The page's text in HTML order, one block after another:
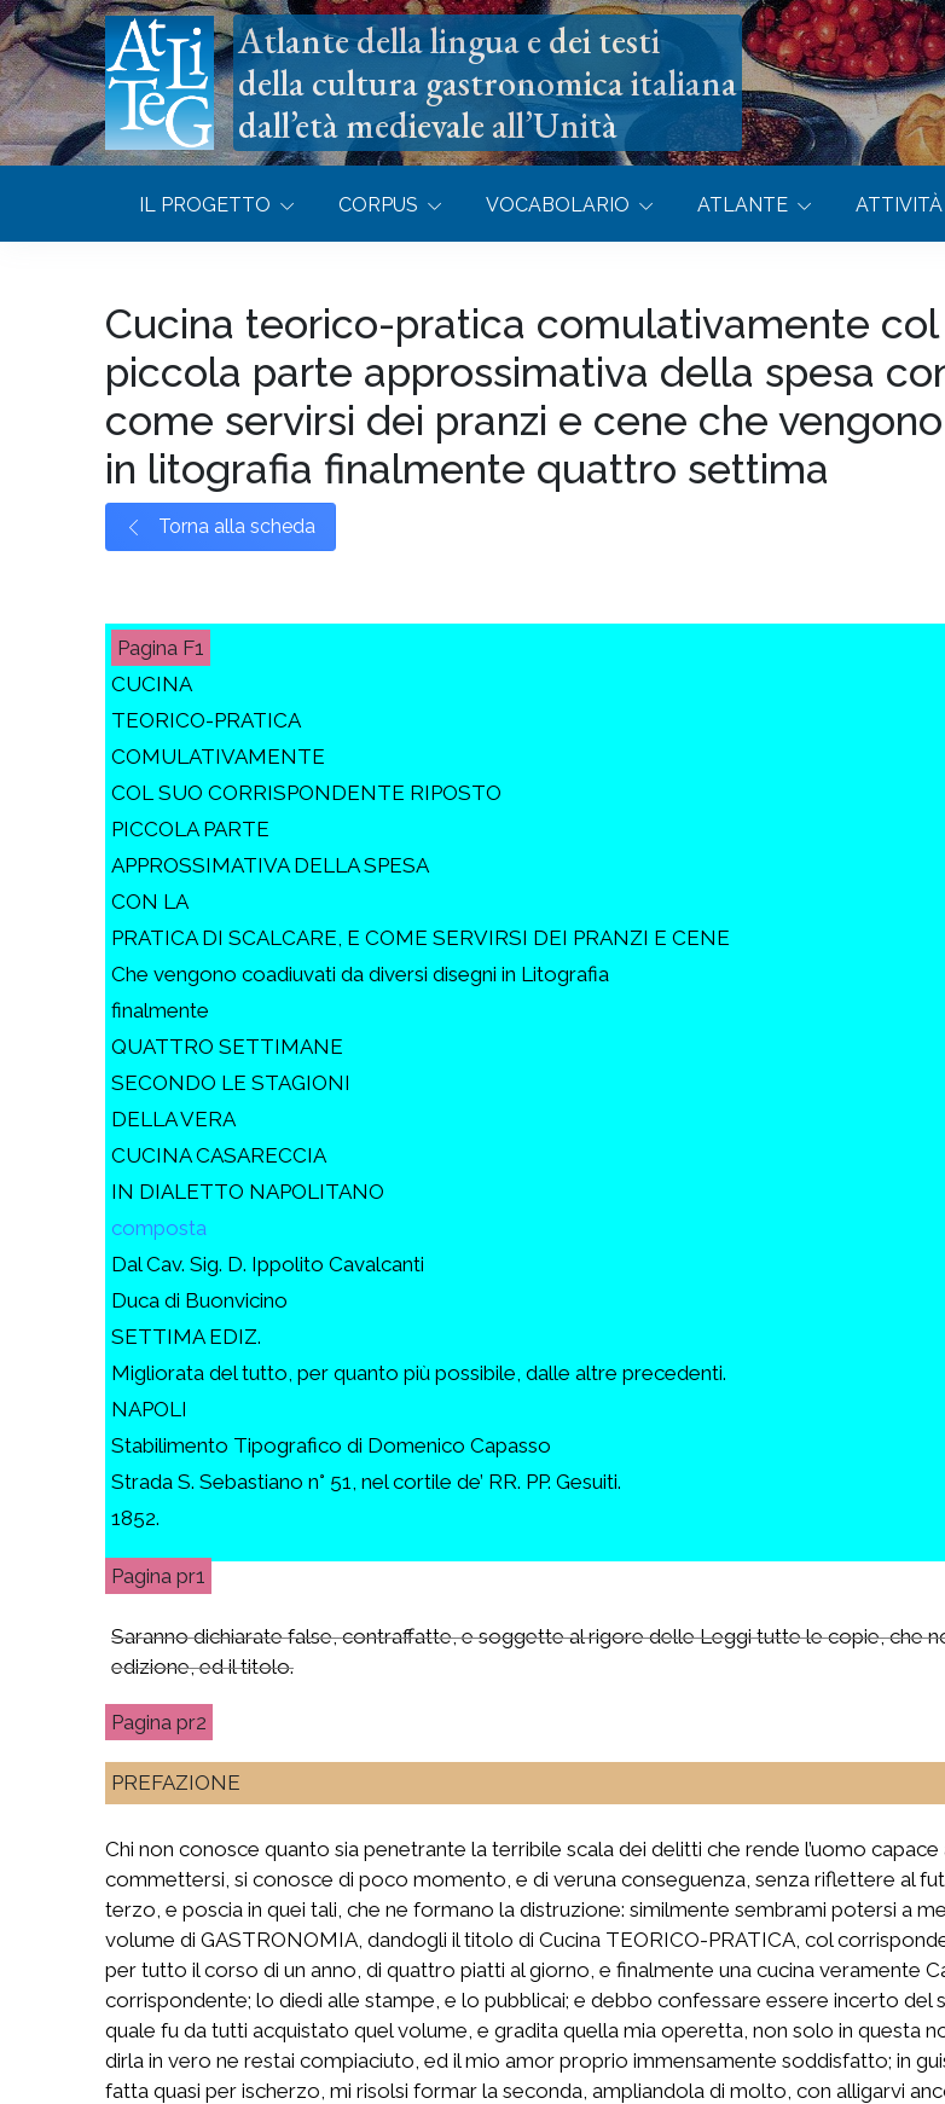
Atlante della lingua e dei testi
della cultura gastronomica italiana
dall’età medievale all’Unità
IL PROGETTO CORPUS VOCABOLARIO ATLANTE
Cucina teorico-pratica comulativamente
piccola parte approssimativa della spesa
come servirsi dei pranzi e cene che
in litografia finalmente quattro settima
Torna alla scheda
F1
CUCINA
TEORICO-PRATICA
COMULATIVAMENTE
COL SUO CORRISPONDENTE RIPOSTO
PICCOLA PARTE
APPROSSIMATIVA DELLA SPESA
CON LA
PRATICA DI SCALCARE, E COME SERVIRSI DEI PRANZI E CENE
Che vengono coadiuvati da diversi disegni in Litografia
finalmente
QUATTRO SETTIMANE
SECONDO LE STAGIONI
DELLA VERA
CUCINA CASARECCIA
IN DIALETTO NAPOLITANO
composta
Dal Cav. Sig. D. Ippolito Cavalcanti
Duca di Buonvicino
SETTIMA EDIZ.
Migliorata del tutto, per quanto più possibile, dalle altre precedenti.
NAPOLI
Stabilimento Tipografico di Domenico Capasso
Strada S. Sebastiano n° 51, nel cortile de’ RR. PP. Gesuiti.
1852.
pr1
Saranno dichiarate false, contraffatte, e soggette al rigore delle Leggi tutte le copie, che
edizione, ed il titolo.
pr2
PREFAZIONE
Chi non conosce quanto sia penetrante la terribile scala dei delitti che rende l’uomo
commettersi, si conosce di poco momento, e di veruna conseguenza, senza riflettere al
terzo, e poscia in quei tali, che ne formano la distruzione: similmente sembrami potersi a
volume di GASTRONOMIA, dandogli il titolo di Cucina TEORICO-PRATICA, col
per tutto il corso di un anno, di quattro piatti al giorno, e finalmente una cucina veramente
corrispondente; lo diedi alle stampe, e lo pubblicai; e debbo confessare essere incerto
quale fu da tutti acquistato quel volume, e gradita quella mia operetta, non solo in questa
dirla in vero ne restai compiaciuto, ed il mio amor proprio immensamente soddisfatto; in
fatta quasi per ischerzo, mi risolsi formar la seconda, ampliandola di molto, con alligarvi